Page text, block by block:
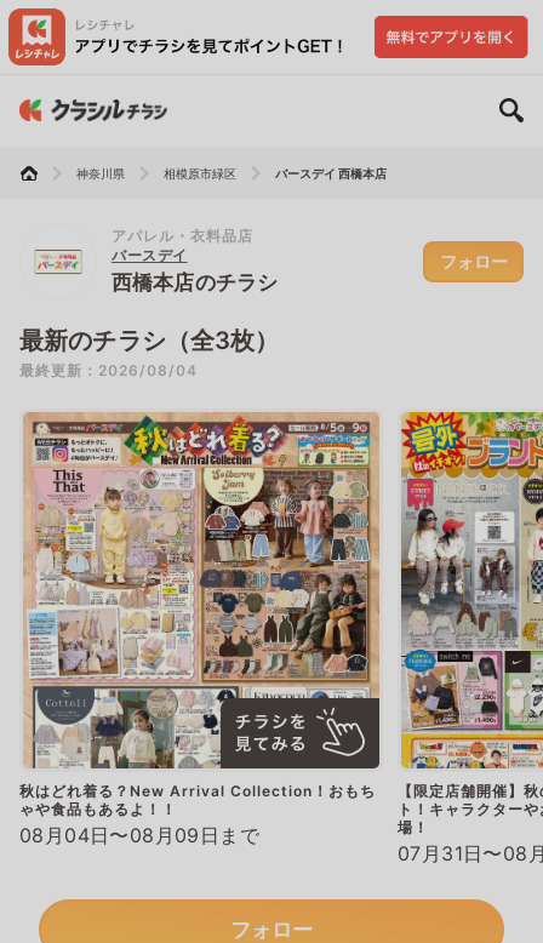
神奈川県 相模原市緑区 バースデイ 西橋本店
アパレル・衣料品店
バースデイ
西橋本店のチラシ
フォロー
最新のチラシ（全3枚）
最終更新：2026/08/04
秋はどれ着る？New Arrival Collection！おもち
ゃや食品もあるよ！！
08月04日〜08月09日まで
【限定店舗開催】
ト！キャラクター
場！
07月31日〜08
フォロー